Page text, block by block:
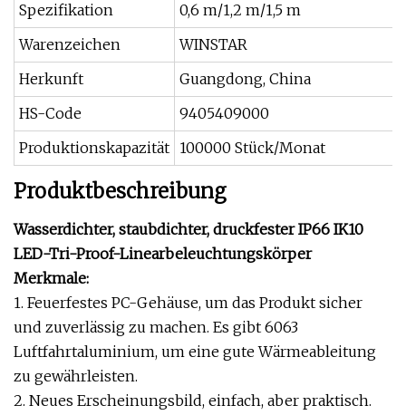
Spezifikation
0,6 m/1,2 m/1,5 m
Warenzeichen
WINSTAR
Herkunft
Guangdong, China
HS-Code
9405409000
Produktionskapazität 100000 Stück/Monat
Produktbeschreibung
Wasserdichter, staubdichter, druckfester IP66 IK10
LED-Tri-Proof-Linearbeleuchtungskörper
Merkmale:
1. Feuerfestes PC-Gehäuse, um das Produkt sicher
und zuverlässig zu machen. Es gibt 6063
Luftfahrtaluminium, um eine gute Wärmeableitung
zu gewährleisten.
2. Neues Erscheinungsbild, einfach, aber praktisch.